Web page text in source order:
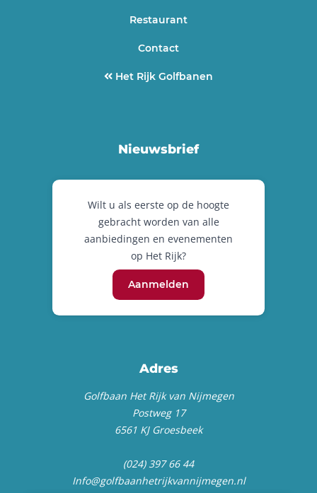
Restaurant
Contact
Het Rijk Golfbanen
Nieuwsbrief
Wilt u als eerste op de hoogte
gebracht worden van alle
aanbiedingen en evenementen
op Het Rijk?
Aanmelden
Adres
Golfbaan Het Rijk van Nijmegen
Postweg 17
6561 KJ Groesbeek
(024) 397 66 44
Info@golfbaanhetrijkvannijmegen.nl